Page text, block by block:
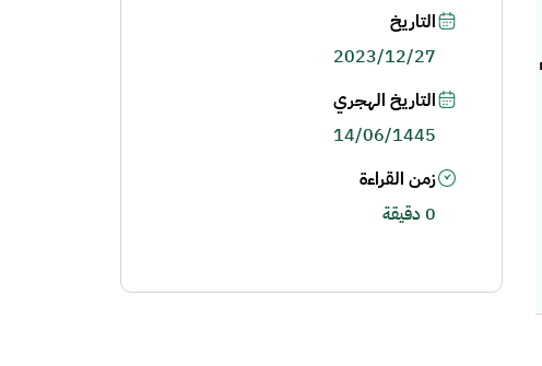
التاريخ
2023/12/27
التاريخ الهجري
14/06/1445
زمن القراءة
0 دقيقة